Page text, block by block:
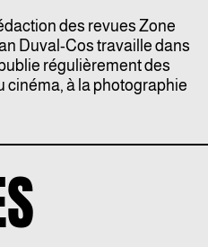
des revues Zone
Duval-Cos travaille dans
régulièrement des
à la photographie